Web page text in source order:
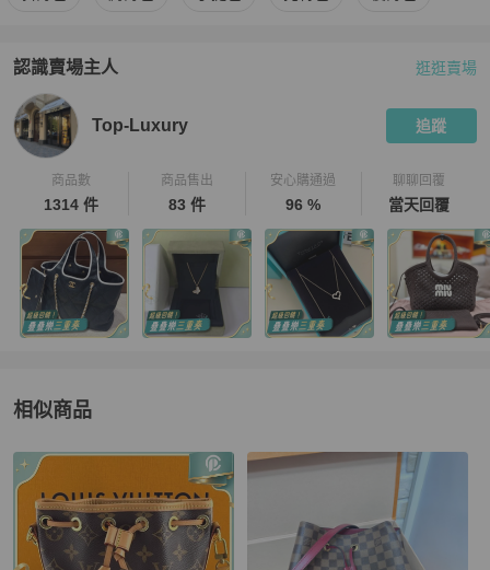
認識賣場主人
PopChill 拍拍圈嚴選賣家
逛逛賣場
Top-Luxury 追蹤
商品數
1314 件
商品售出
83 件
安心購通過
96 %
聊聊回覆
當天回覆
相似商品
更多相似Louis Vuitton女包推薦精品